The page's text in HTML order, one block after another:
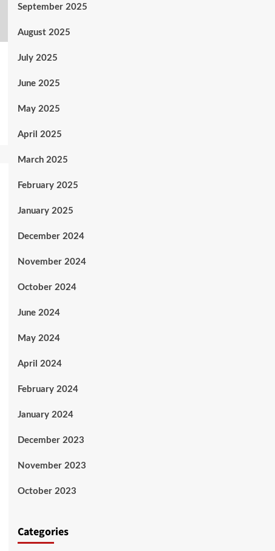
September 2025
August 2025
July 2025
June 2025
May 2025
April 2025
March 2025
February 2025
January 2025
December 2024
November 2024
October 2024
June 2024
May 2024
April 2024
February 2024
January 2024
December 2023
November 2023
October 2023
Categories